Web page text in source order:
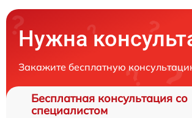
Нужна
Закажите бесплатную
Бесплатная консультация со
специалистом